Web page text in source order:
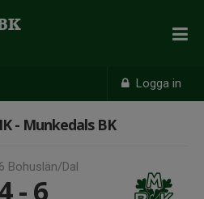
Logga in
- Munkedals BK
Bohuslän/Dal
- 6